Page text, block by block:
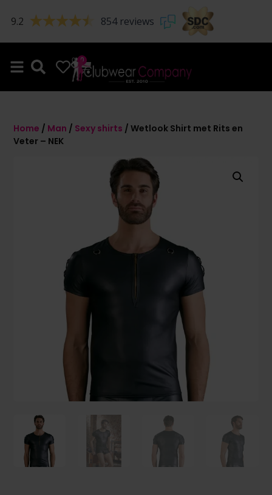
9.2 854 reviews
0 0
Home / Man / Sexy shirts / Wetlook Shirt met Rits en
Veter – NEK